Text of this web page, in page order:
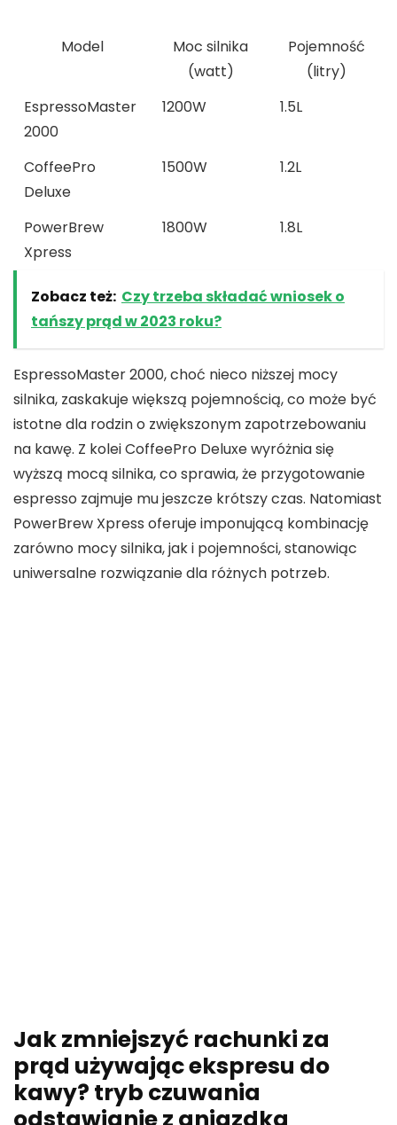
Model
Moc silnika
(watt)
Pojemność
(litry)
EspressoMaster
2000
1200W 1.5L
CoffeePro
Deluxe
1500W 1.2L
PowerBrew
Xpress
1800W 1.8L
Zobacz też: Czy trzeba składać wniosek o
tańszy prąd w 2023 roku?
EspressoMaster 2000, choć nieco niższej mocy
silnika, zaskakuje większą pojemnością, co może być
istotne dla rodzin o zwiększonym zapotrzebowaniu
na kawę. Z kolei CoffeePro Deluxe wyróżnia się
wyższą mocą silnika, co sprawia, że przygotowanie
espresso zajmuje mu jeszcze krótszy czas. Natomiast
PowerBrew Xpress oferuje imponującą kombinację
zarówno mocy silnika, jak i pojemności, stanowiąc
uniwersalne rozwiązanie dla różnych potrzeb.
Jak zmniejszyć rachunki za
prąd używając ekspresu do
kawy? tryb czuwania